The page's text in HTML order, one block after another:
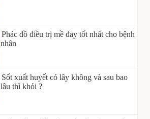
Phác đồ điều trị mề đay tốt nhất cho bệnh
nhân
Sốt xuất huyết có lây không và sau bao
lâu thì khỏi ?